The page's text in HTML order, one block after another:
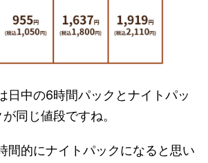
日中の6時間パックとナイトパッ
同じ値段ですね。
間的にナイトパックになると思い